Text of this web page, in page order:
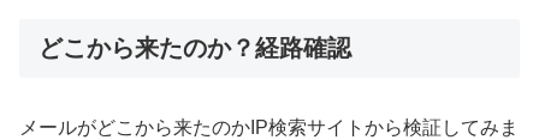
どこから来たのか？経路確認
メールがどこから来たのかIP検索サイトから検証してみま